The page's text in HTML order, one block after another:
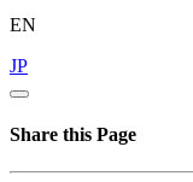
EN
JP
Share this Page